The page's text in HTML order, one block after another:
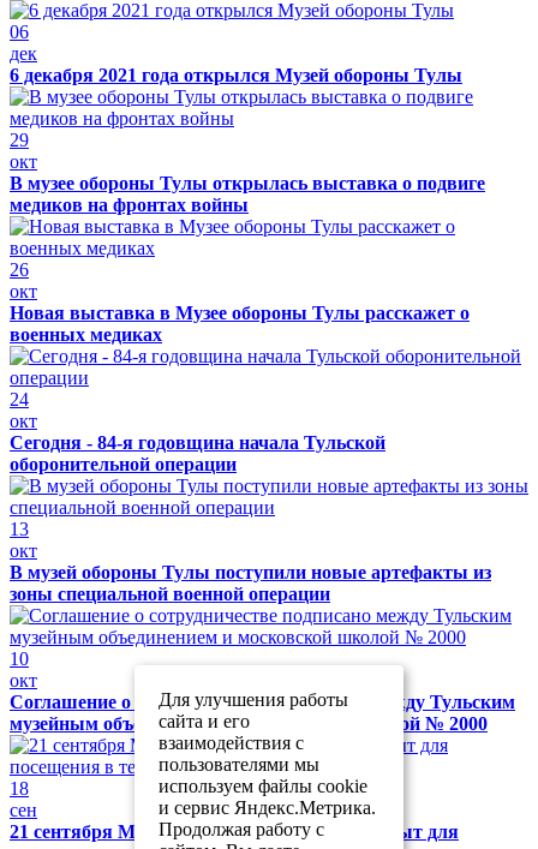
06
дек
6 декабря 2021 года открылся Музей обороны Тулы
29
окт
В музее обороны Тулы открылась выставка о подвиге
медиков на фронтах войны
26
окт
Новая выставка в Музее обороны Тулы расскажет о
военных медиках
24
окт
Сегодня - 84-я годовщина начала Тульской
оборонительной операции
13
окт
В музей обороны Тулы поступили новые артефакты из
зоны специальной военной операции
10
окт
Соглашение о сотрудничестве подписано между Тульским
музейным объединением и московской школой № 2000
18
сен
21 сентября Музей обороны Тулы будет закрыт для
Для улучшения работы
сайта и его
взаимодействия с
пользователями мы
используем файлы cookie
и сервис Яндекс.Метрика.
Продолжая работу с